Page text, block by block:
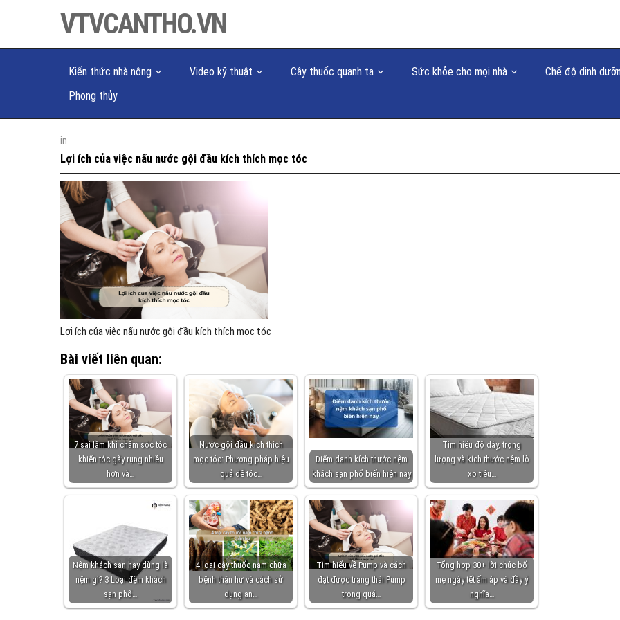
VTVCANTHO.VN
Kiến thức nhà nông Video kỹ thuật Cây thuốc quanh ta Sức khỏe cho mọi nhà
Chế độ dinh
Phong thủy
in
Lợi ích của việc nấu nước gội đầu kích thích mọc tóc
Lợi ích của việc nấu nước gội đầu kích thích mọc tóc
Bài viết liên quan:
7 sai lầm khi chăm sóc tóc
khiến tóc gãy rụng nhiều
hơn và…
Nước gội đầu kích thích
mọc tóc: Phương pháp hiệu
quả để tóc…
Điểm danh kích thước nệm
khách sạn phổ biến hiện nay
Tìm hiểu độ dày, trọng
lượng và kích thước nệm lò
xo tiêu…
Nệm khách sạn hay dùng là
nệm gì? 3 Loại đệm khách
sạn phổ…
4 loại cây thuốc nam chữa
bệnh thận hư và cách sử
dụng an…
Tìm hiểu về Pump và cách
đạt được trạng thái Pump
trong quá…
Tổng hợp 30+ lời chúc bố
mẹ ngày tết ấm áp và đầy ý
nghĩa…